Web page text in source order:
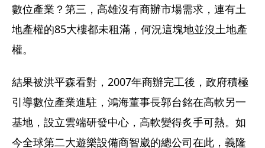
數位產業？第三，高雄沒有商辦市場需求，連有土
地產權的85大樓都未租滿，何況這塊地並沒土地產
權。
結果被洪平森看對，2007年商辦完工後，政府積極
引導數位產業進駐，鴻海董事長郭台銘在高軟另一
基地，設立雲端研發中心，高軟變得炙手可熱。如
今全球第二大遊樂設備商智崴的總公司在此，義隆